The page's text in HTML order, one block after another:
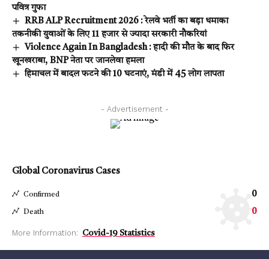
पवित्र गुफा
RRB ALP Recruitment 2026 : रेलवे भर्ती का बड़ा धमाका
तकनीकी युवाओं के लिए 11 हजार से ज्यादा सरकारी नौकरियां
Violence Again In Bangladesh : हादी की मौत के बाद फिर
खूनखराबा, BNP नेता पर जानलेवा हमला
हिमाचल में बादल फटने की 10 घटनाएं, मंडी में 45 लोग लापता
- Advertisement -
Global Coronavirus Cases
Confirmed 0
Death 0
More Information: Covid-19 Statistics